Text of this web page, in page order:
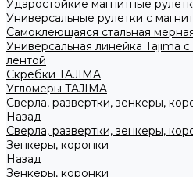
Ударостойкие магнитные
Универсальные рулетки с
Самоклеющаяся стальная
Универсальная линейка Tajima
лентой
Скребки TAJIMA
Угломеры TAJIMA
Сверла, развертки, зенкеры,
Назад
Сверла, развертки, зенкеры,
Зенкеры, коронки
Назад
Зенкеры, коронки